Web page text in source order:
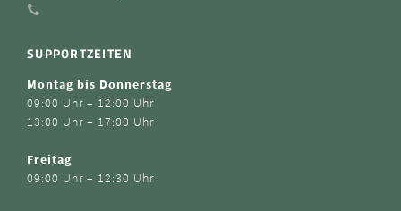
SUPPORTZEITEN
Montag bis Donnerstag
09:00 Uhr – 12:00 Uhr
13:00 Uhr – 17:00 Uhr
Freitag
09:00 Uhr – 12:30 Uhr